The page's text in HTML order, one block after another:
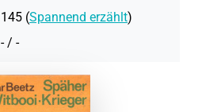
145 (Spannend erzählt)
- / -